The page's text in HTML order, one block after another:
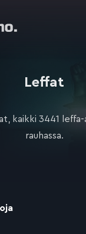
Leffat
kaikki 3441
rauhassa.